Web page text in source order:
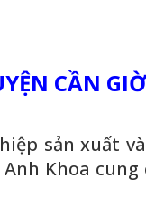
CẦN GIỜ
sản xuất
Khoa